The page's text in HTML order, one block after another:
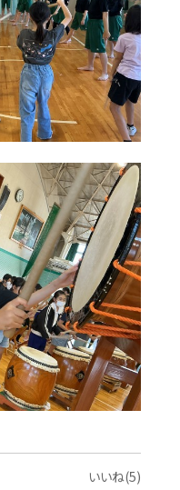
いいね(5)